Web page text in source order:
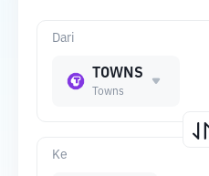
Dari
TOWNS
Towns
Ke